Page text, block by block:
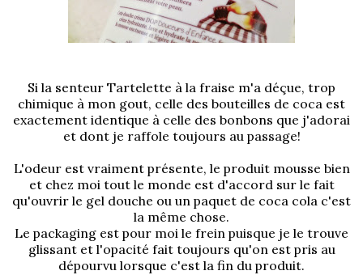
Si la senteur Tartelette à la fraise m'a déçue, trop
chimique à mon gout, celle des bouteilles de coca est
exactement identique à celle des bonbons que j'adorai
et dont je raffole toujours au passage!
L'odeur est vraiment présente, le produit mousse bien
et chez moi tout le monde est d'accord sur le fait
qu'ouvrir le gel douche ou un paquet de coca cola c'est
la même chose.
Le packaging est pour moi le frein puisque je le trouve
glissant et l'opacité fait toujours qu'on est pris au
dépourvu lorsque c'est la fin du produit.